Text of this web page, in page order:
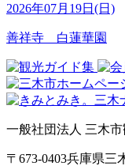
2026年07月19日(日)
善祥寺 白蓮華園
一般社団法人 三木
〒673-0403兵庫県三